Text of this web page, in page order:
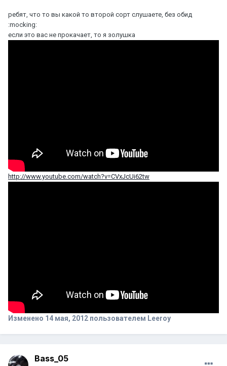
ребят, что то вы какой то второй сорт слушаете, без обид
:mocking:
если это вас не прокачает, то я золушка
http://www.youtube.com/watch?v=CVxJcUi62tw
Изменено 14 мая, 2012 пользователем Leeroy
Bass_05